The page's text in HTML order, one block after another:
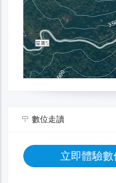
數位走讀
立即體驗